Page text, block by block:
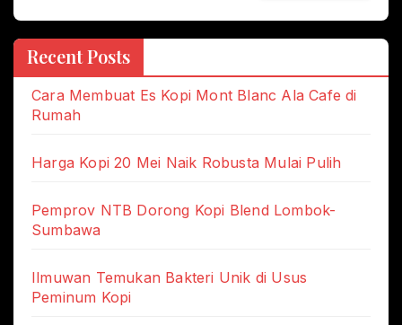
Recent Posts
Cara Membuat Es Kopi Mont Blanc Ala Cafe di
Rumah
Harga Kopi 20 Mei Naik Robusta Mulai Pulih
Pemprov NTB Dorong Kopi Blend Lombok-
Sumbawa
Ilmuwan Temukan Bakteri Unik di Usus
Peminum Kopi